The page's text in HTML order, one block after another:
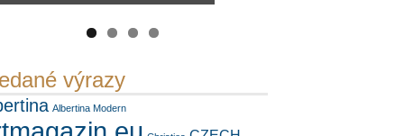
výrazy
Albertina Modern